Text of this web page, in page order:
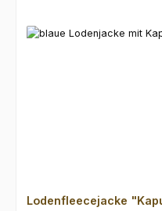
Lodenfleecejacke